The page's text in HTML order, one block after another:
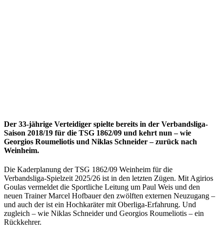
Der 33-jährige Verteidiger spielte bereits in der Verbandsliga-
Saison 2018/19 für die TSG 1862/09 und kehrt nun – wie
Georgios Roumeliotis und Niklas Schneider – zurück nach
Weinheim.
Die Kaderplanung der TSG 1862/09 Weinheim für die
Verbandsliga-Spielzeit 2025/26 ist in den letzten Zügen. Mit Agirios
Goulas vermeldet die Sportliche Leitung um Paul Weis und den
neuen Trainer Marcel Hofbauer den zwölften externen Neuzugang –
und auch der ist ein Hochkaräter mit Oberliga-Erfahrung. Und
zugleich – wie Niklas Schneider und Georgios Roumeliotis – ein
Rückkehrer.